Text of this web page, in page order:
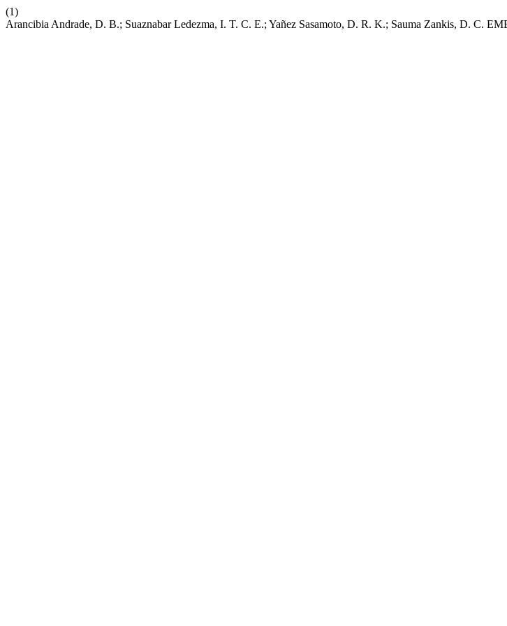
(1)
Arancibia Andrade, D. B.; Suaznabar Ledezma, I. T. C. E.; Yañez Sasamoto, D. R. K.; Sauma Zankis, D. C.